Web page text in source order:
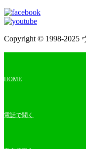
Copyright © 1998-2025
HOME
電話で聞く